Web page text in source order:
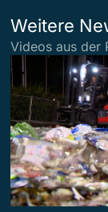
Weitere
Videos aus der